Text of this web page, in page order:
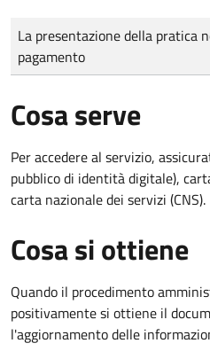
Tipo di pagamento
Importo
La presentazione della pratica
pagamento
Cosa serve
Per accedere al servizio,
pubblico di identità digitale),
carta nazionale dei servizi (CNS).
Cosa si ottiene
Quando il procedimento
positivamente si ottiene il
l'aggiornamento delle